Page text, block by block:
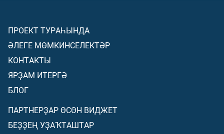
ПРОЕКТ ТУРАҺЫНДА
ӘЛЕГЕ МӨМКИНСЕЛЕКТӘР
КОНТАКТЫ
ЯРҘАМ ИТЕРГӘ
БЛОГ
ПАРТНЕРҘАР ӨСӨН ВИДЖЕТ
БЕҘҘЕҢ УҘАҠТАШТАР